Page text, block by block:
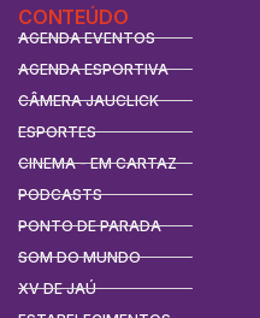
CONTEÚDO
AGENDA EVENTOS
AGENDA ESPORTIVA
CÂMERA JAUCLICK
ESPORTES
CINEMA - EM CARTAZ
PODCASTS
PONTO DE PARADA
SOM DO MUNDO
XV DE JAÚ